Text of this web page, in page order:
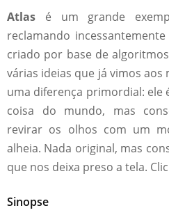
Atlas é um grande
reclamando
criado por base de
várias ideias que já vimos
uma diferença primordial: ele
coisa do mundo, mas
revirar os olhos com um
alheia. Nada original, mas
que nos deixa preso a tela.
Sinopse